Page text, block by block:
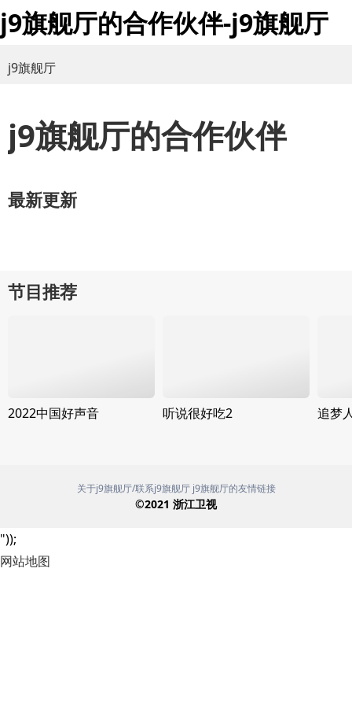
j9旗舰厅的合作伙伴-j9旗舰厅
j9旗舰厅
j9旗舰厅的合作伙伴
最新更新
节目推荐
2022中国好声音 听说很好吃2 追梦
关于j9旗舰厅/联系j9旗舰厅 j9旗舰厅的友情链接
©2021 浙江卫视
"));
网站地图